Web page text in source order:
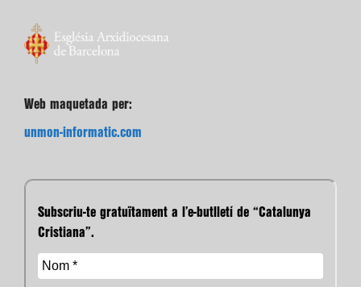
Web maquetada per:
unmon-informatic.com
Subscriu-te gratuïtament a l’e-butlletí de “Catalunya
Cristiana”.